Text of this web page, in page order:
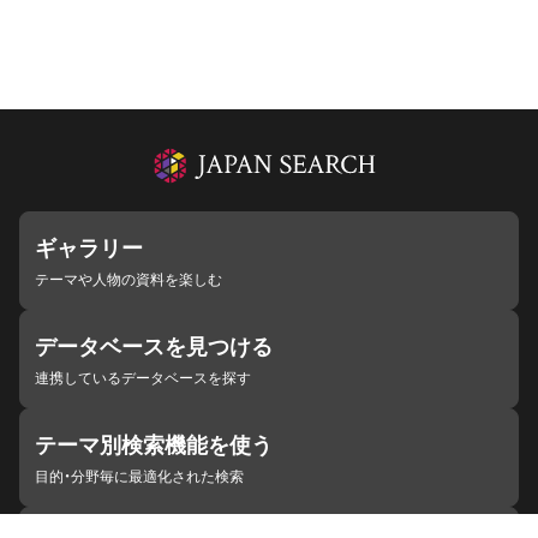
ギャラリー
テーマや人物の資料を楽しむ
データベースを見つける
連携しているデータベースを探す
テーマ別検索機能を使う
目的・分野毎に最適化された検索